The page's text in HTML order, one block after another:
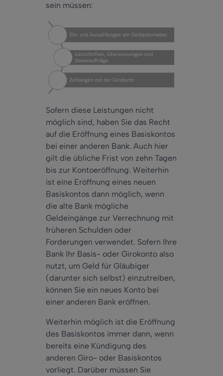
sein müssen:
Sofern diese Leistungen nicht
möglich sind, haben Sie das Recht
auf die Eröffnung eines Basiskontos
bei einer anderen Bank. Auch hier
gilt die übliche Frist von zehn Tagen
bis zur Kontoeröffnung. Weiterhin
ist eine Eröffnung eines neuen
Basiskontos dann möglich, wenn
die alte Bank mögliche
Geldeingänge zur Verrechnung mit
früheren Schulden oder
Forderungen verwendet. Sofern Ihre
Bank Ihr Basis- oder Girokonto also
nutzt, um Geld für Gläubiger
(darunter sich selbst) einzutreiben,
können Sie ein neues Konto bei
einer anderen Bank eröffnen.
Weiterhin möglich ist die Eröffnung
des Basiskontos immer dann, wenn
bereits eine Kündigung des
anderen Giro- oder Basiskontos
vorliegt. Darüber müssen Sie